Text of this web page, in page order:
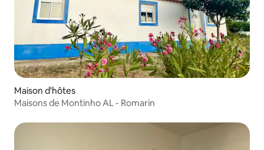
Maison d'hôtes
Maisons de Montinho AL - Romarin